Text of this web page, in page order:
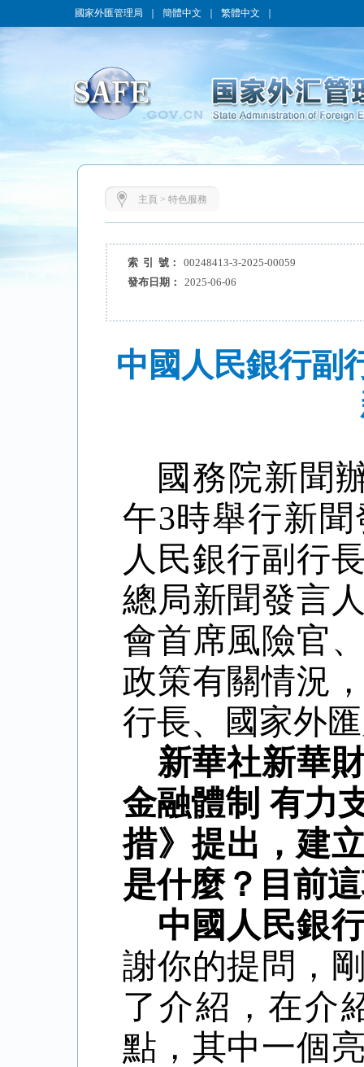
國家外匯管理局 簡體中文 繁體中文
主頁 > 特色服務
索 引 號：
00248413-3-2025-00059
發布日期：
2025-06-06
中國人民銀行副
國務院新聞
午3時舉行新
人民銀行副行
總局新聞發言
會首席風險官
政策有關情況
行長、國家外
新華社新華
金融體制 有力
措》提出，建
是什麼？目前
中國人民銀
謝你的提問，
了介紹，在介
點，其中一個